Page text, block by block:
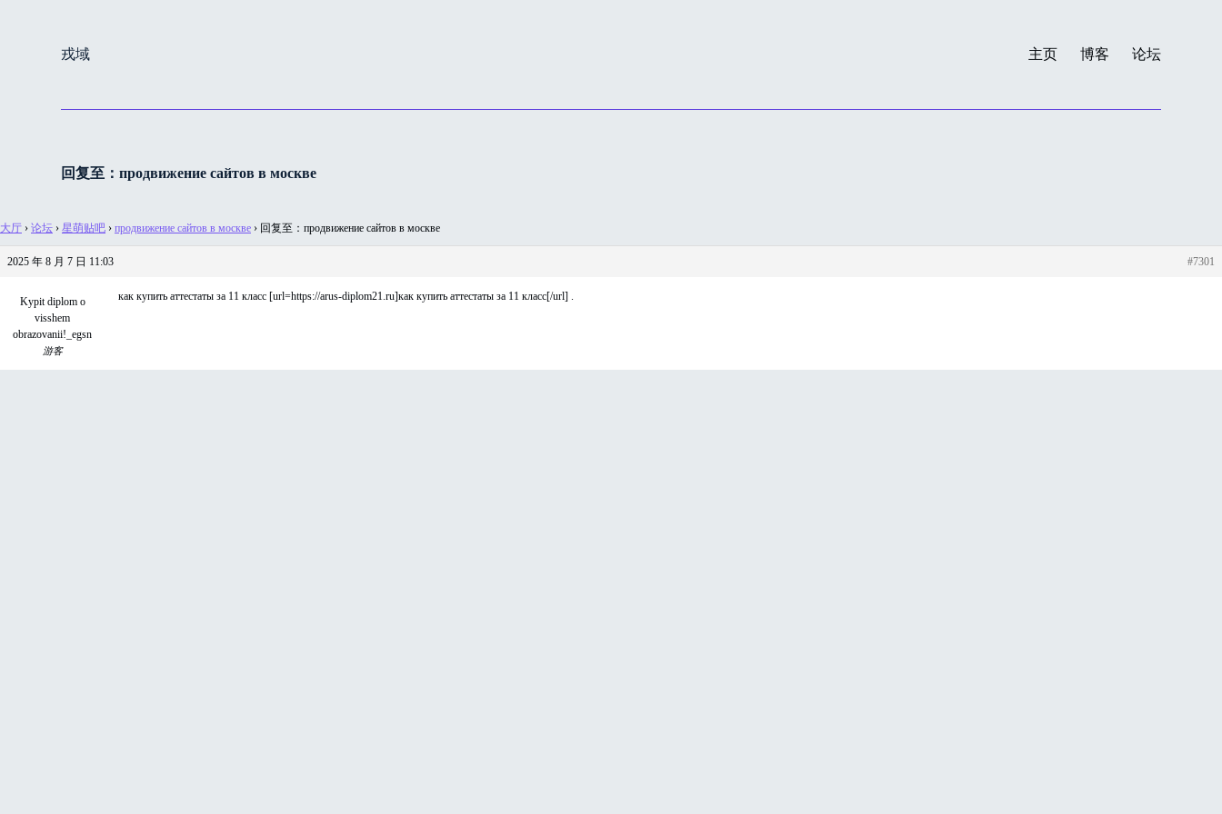
戎域 主页 博客 论坛
回复至：продвижение сайтов в москве
大厅 › 论坛 › 星萌贴吧 › продвижение сайтов в москве › 回复至：продвижение сайтов в москве
2025 年 8 月 7 日 11:03 #7301
Kypit diplom o
visshem
obrazovanii!_egsn
游客
как купить аттестаты за 11 класс [url=https://arus-diplom21.ru]как купить аттестаты за 11 класс[/url] .